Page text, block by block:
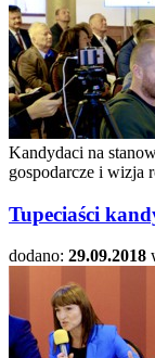
Kandydaci na
gospodarcze i wizja
Tupeciaści
dodano: 29.09.2018